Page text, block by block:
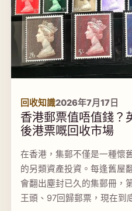
回收知識2026年7月17日
香港郵票值唔值錢？
後港票嘅回收市場
在香港，集郵不僅是一種懷
的另類資產投資。每逢舊屋
會翻出塵封已久的集郵冊，
王頭、97回歸郵票，現在到